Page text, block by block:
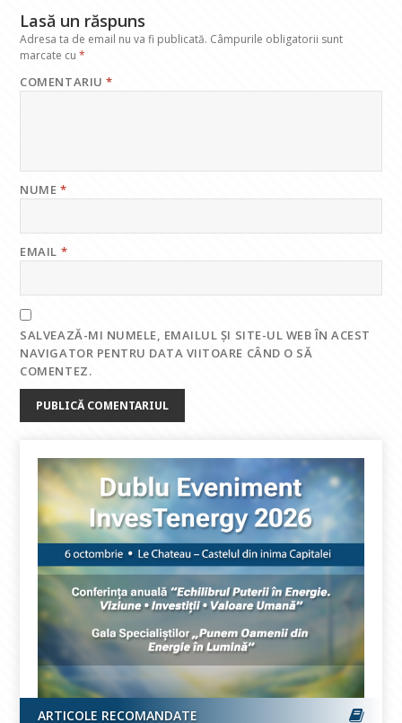
Lasă un răspuns
Adresa ta de email nu va fi publicată. Câmpurile obligatorii sunt
marcate cu*
COMENTARIU*
NUME*
EMAIL *
SALVEAZĂ-MI NUMELE, EMAILUL ȘI SITE-UL WEB ÎN ACEST
NAVIGATOR PENTRU DATA VIITOARE CÂND O SĂ
COMENTEZ.
ARTICOLE RECOMANDATE